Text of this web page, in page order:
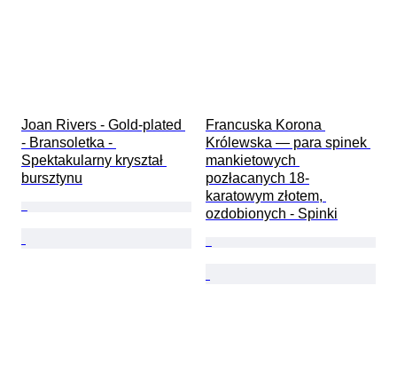
Joan Rivers - Gold-plated
- Bransoletka -
Spektakularny kryształ
bursztynu
Francuska Korona
Królewska — para spinek
mankietowych
pozłacanych 18-
karatowym złotem,
ozdobionych - Spinki